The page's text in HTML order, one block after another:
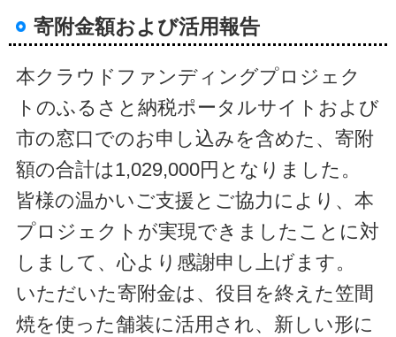
寄附金額および活用報告
本クラウドファンディングプロジェク
トのふるさと納税ポータルサイトおよび
市の窓口でのお申し込みを含めた、寄附
額の合計は1,029,000円となりました。
皆様の温かいご支援とご協力により、本
プロジェクトが実現できましたことに対
しまして、心より感謝申し上げます。
いただいた寄附金は、役目を終えた笠間
焼を使った舗装に活用され、新しい形に